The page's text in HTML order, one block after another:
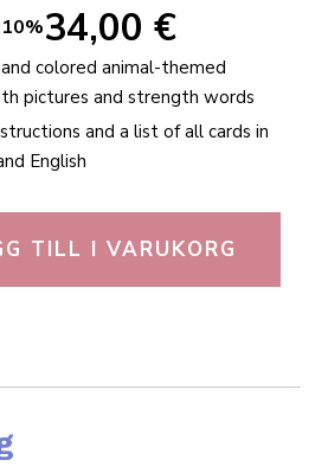
34,00€
colored animal-themed
pictures and strength words
and a list of all cards in
English
TILL I VARUKORG